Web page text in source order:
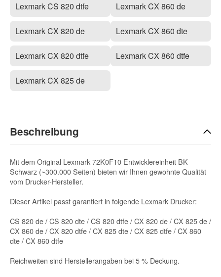
Lexmark CS 820 dtfe
Lexmark CX 820 de
Lexmark CX 820 dtfe
Lexmark CX 825 de
Lexmark CX 860 de
Lexmark CX 860 dte
Lexmark CX 860 dtfe
Beschreibung
Mit dem Original Lexmark 72K0F10 Entwicklereinheit BK
Schwarz (~300.000 Seiten) bieten wir Ihnen gewohnte Qualität
vom Drucker-Hersteller.
Dieser Artikel passt garantiert in folgende Lexmark Drucker:
CS 820 de / CS 820 dte / CS 820 dtfe / CX 820 de / CX 825 de /
CX 860 de / CX 820 dtfe / CX 825 dte / CX 825 dtfe / CX 860
dte / CX 860 dtfe
Reichweiten sind Herstellerangaben bei 5 % Deckung.